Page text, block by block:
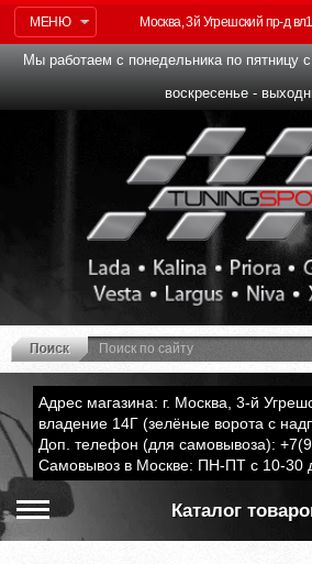
МЕНЮ Москва, 3й Угрешский пр-д
Мы работаем с понедельника по пятницу
воскресенье -
Адрес магазина: г. Москва, 3-й
владение 14Г (зелёные ворота с
Доп. телефон (для самовывоза):
Самовывоз в Москве: ПН-ПТ с 10-30
Каталог